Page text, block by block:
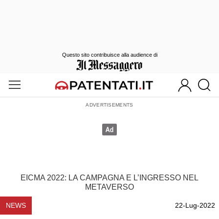
EICMA 2022: LA CAMPAGNA E L’INGRESSO NEL
METAVERSO
NEWS 22-Lug-2022
Questo sito contribuisce alla audience di